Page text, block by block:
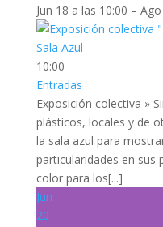
Jun 18 a las 10:00 –
10:00
Entradas
Exposición colectiva »
plásticos, locales y de
la sala azul para
particularidades en sus
color para los[...]
Jun
20